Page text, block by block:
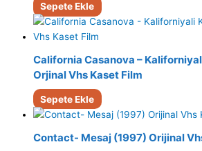
Sepete Ekle
California Casanova –
Orjinal Vhs Kaset Film
Sepete Ekle
Contact- Mesaj (1997) Orijinal